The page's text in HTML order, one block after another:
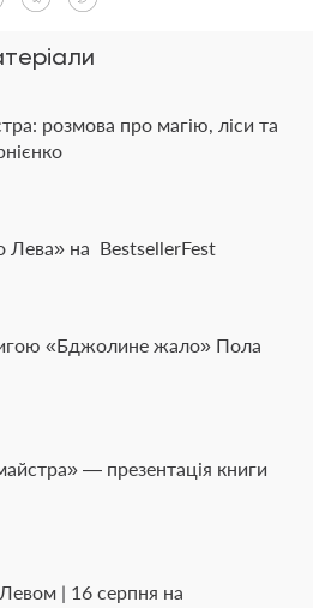
розмова про магію, ліси та
Лева» на BestsellerFest
«Бджолине жало» Пола
— презентація книги
| 16 серпня на